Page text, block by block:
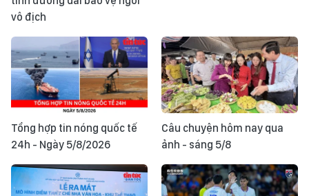
vô địch
Tổng hợp tin nóng quốc tế
24h - Ngày 5/8/2026
Câu chuyện hôm nay qua
ảnh - sáng 5/8